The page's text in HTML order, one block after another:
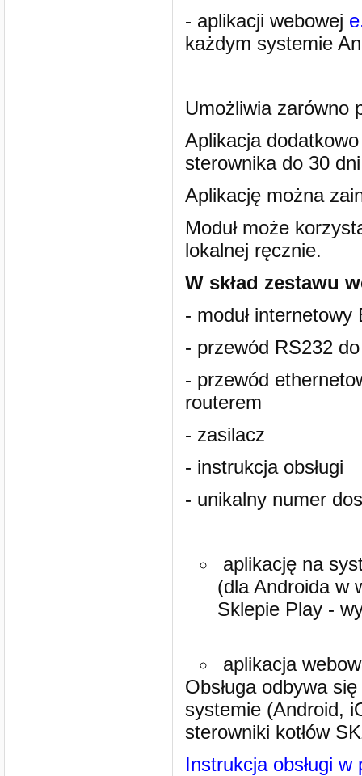
- aplikacji webowej
każdym systemie
Umożliwia zarówno
Aplikacja
sterownika do 30
Aplikację można
Moduł może
lokalnej ręcznie.
W skład zestawu
- moduł internetowy
- przewód RS232
- przewód
routerem
- zasilacz
- instrukcja obsługi
- unikalny numer
aplikację na
(dla Androida w
Sklepie Play -
aplikacja
Obsługa odbywa
systemie (Android,
sterowniki kotłów
Instrukcja obsługi